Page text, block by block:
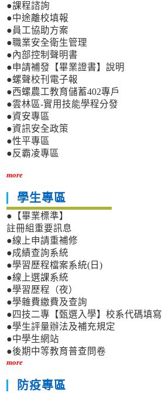
●課程諮詢
●中途離校填報
●員工協助方案
●職業安全衛生管理
●內部控制聲明書
●申請補發【畢業證書】說明
●螺聲校刊電子報
●西螺農工教育儲蓄402專戶
●雲林區-實用技能學程分發
●資安專區
●資訊安全政策
●性平專區
●反霸凌專區
more
學生專區
●【畢業標準】
註冊組重要訊息
●線上申請重補修
●成績查詢系統
●學習歷程檔案系統(日)
●線上選課系統
●學習歷程（夜）
●學雜費繳費及查詢
●四技二專【甄選入學】校系代碼填寫
●學生評量辦法及補充規定
●中學生網站
●後期中等教育普查問卷
more
防疫專區